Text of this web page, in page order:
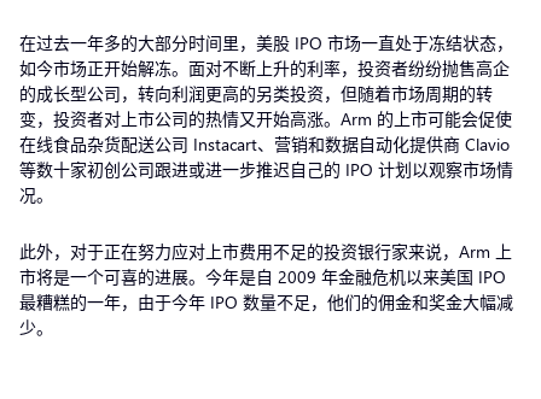
在过去一年多的大部分时间里，美股 IPO 市场一直处于冻结状态，
如今市场正开始解冻。面对不断上升的利率，投资者纷纷抛售高企
的成长型公司，转向利润更高的另类投资，但随着市场周期的转
变，投资者对上市公司的热情又开始高涨。Arm 的上市可能会促使
在线食品杂货配送公司 Instacart、营销和数据自动化提供商 Clavio
等数十家初创公司跟进或进一步推迟自己的 IPO 计划以观察市场情
况。
此外，对于正在努力应对上市费用不足的投资银行家来说，Arm 上
市将是一个可喜的进展。今年是自 2009 年金融危机以来美国 IPO
最糟糕的一年，由于今年 IPO 数量不足，他们的佣金和奖金大幅减
少。